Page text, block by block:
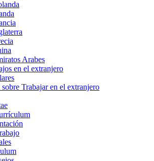
Arabes
en el extranjero
Trabajar en el extranjero